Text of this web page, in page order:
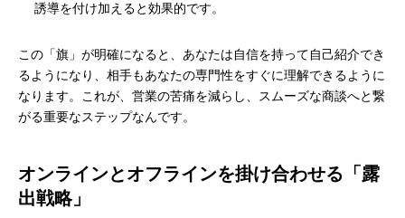
誘導を付け加えると効果的です。
この「旗」が明確になると、あなたは自信を持って自己紹介でき
るようになり、相手もあなたの専門性をすぐに理解できるように
なります。これが、営業の苦痛を減らし、スムーズな商談へと繋
がる重要なステップなんです。
オンラインとオフラインを掛け合わせる「露
出戦略」